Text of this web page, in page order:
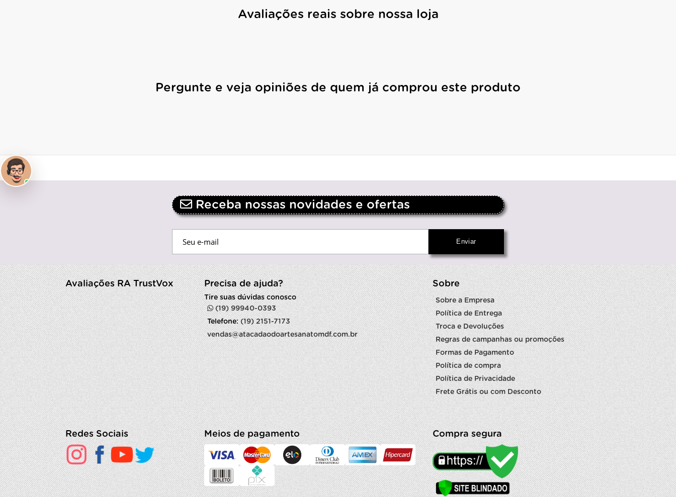
Avaliações reais sobre nossa loja
Pergunte e veja opiniões de quem já comprou este produto
Receba nossas novidades e ofertas
Avaliações RA TrustVox Precisa de ajuda?
Tire suas dúvidas conosco
(19) 99940-0393
Telefone:(19) 2151-7173
vendas@atacadaodoartesanatomdf.com.br
Sobre
Sobre a Empresa
Política de Entrega
Troca e Devoluções
Regras de campanhas ou promoções
Formas de Pagamento
Política de compra
Política de Privacidade
Frete Grátis ou com Desconto
Redes Sociais Meios de pagamento Compra segura